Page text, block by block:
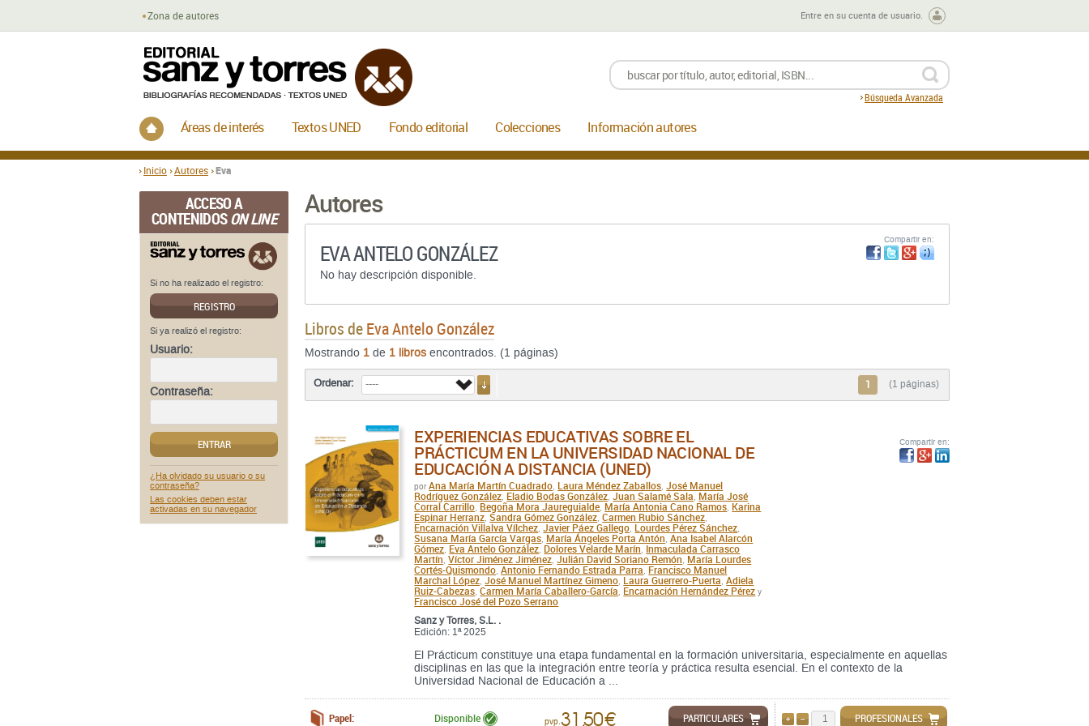
Inicio Autores Eva
Entre en su cuenta de usuario.
Búsqueda Avanzada
Inicio
Áreas de interés Textos UNED Fondo editorial Colecciones Información autores
Zona de autores
ACCESO A
CONTENIDOSON LINE
Si no ha realizado el registro:
REGISTRO
Si ya realizó el registro:
Usuario:
Contraseña:
ENTRAR
¿Ha olvidado su usuario o su
contraseña?
Las cookies deben estar
activadas en su navegador
Autores
EVA ANTELO GONZÁLEZ
Compartir en:
No hay descripción disponible.
Libros deEva Antelo González
Mostrando 1 de 1 libros encontrados. (1 páginas)
Ordenar: 1 (1 páginas)
EXPERIENCIAS EDUCATIVAS SOBRE EL
PRÁCTICUM EN LA UNIVERSIDAD NACIONAL DE
EDUCACIÓN A DISTANCIA (UNED)
por Ana María Martín Cuadrado Laura Méndez Zaballos José Manuel
Rodríguez González Eladio Bodas González Juan Salamé Sala María José
Corral Carrillo Begoña Mora Jaureguialde María Antonia Cano Ramos Karina
Espinar Herranz ,Sandra Gómez González ,Carmen Rubio Sánchez
Encarnación Villalva Vílchez Javier Páez Gallego Lourdes Pérez Sánchez
Susana María García Vargas María Ángeles Porta Antón Ana Isabel Alarcón
Gómez Eva Antelo González Dolores Velarde Marín Inmaculada Carrasco
Martín ,Víctor Jiménez Jiménez Julián David Soriano Remón María Lourdes
Cortés-Quismondo Antonio Fernando Estrada Parra Francisco Manuel
Marchal López José Manuel Martínez Gimeno Laura Guerrero-Puerta Adiela
Ruiz-Cabezas ,Carmen María Caballero-García Encarnación Hernández Pérez y
Francisco José del Pozo Serrano
Sanz y Torres, S.L. .
Edición: 1ª 2025
El Prácticum constituye una etapa fundamental en la formación universitaria, especialmente en aquellas
disciplinas en las que la integración entre teoría y práctica resulta esencial. En el contexto de la
Universidad Nacional de Educación a ...
Compartir en:
Papel: Disponible pvp.31,50 € AÑADIRQUITAR
PROFESIONALES
PARTICULARES